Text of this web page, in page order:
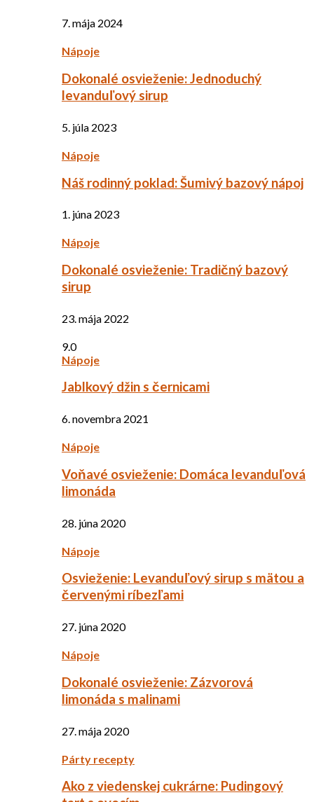
7. mája 2024
Nápoje
Dokonalé osvieženie: Jednoduchý
levanduľový sirup
5. júla 2023
Nápoje
Náš rodinný poklad: Šumivý bazový nápoj
1. júna 2023
Nápoje
Dokonalé osvieženie: Tradičný bazový
sirup
23. mája 2022
9.0
Nápoje
Jablkový džin s černicami
6. novembra 2021
Nápoje
Voňavé osvieženie: Domáca levanduľová
limonáda
28. júna 2020
Nápoje
Osvieženie: Levanduľový sirup s mätou a
červenými ríbezľami
27. júna 2020
Nápoje
Dokonalé osvieženie: Zázvorová
limonáda s malinami
27. mája 2020
Párty recepty
Ako z viedenskej cukrárne: Pudingový